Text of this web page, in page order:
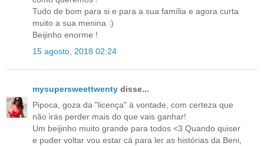
Tudo de bom para si e para a sua família e agora curta
muito a sua menina :)
Beijinho enorme !
15 agosto, 2018 02:24
mysupersweettwenty disse...
Pipoca, goza da "licença" à vontade, com certeza que
não irás perder mais do que vais ganhar!
Um beijinho muito grande para todos <3 Quando quiser
e puder voltar vou estar cá para ler as histórias da Beni,